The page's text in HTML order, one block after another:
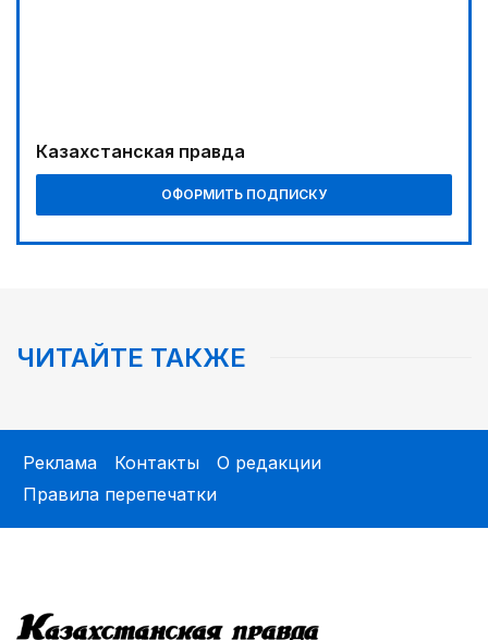
Казахстанская правда
ОФОРМИТЬ ПОДПИСКУ
ЧИТАЙТЕ ТАКЖЕ
Реклама Контакты
О редакции
Правила перепечатки